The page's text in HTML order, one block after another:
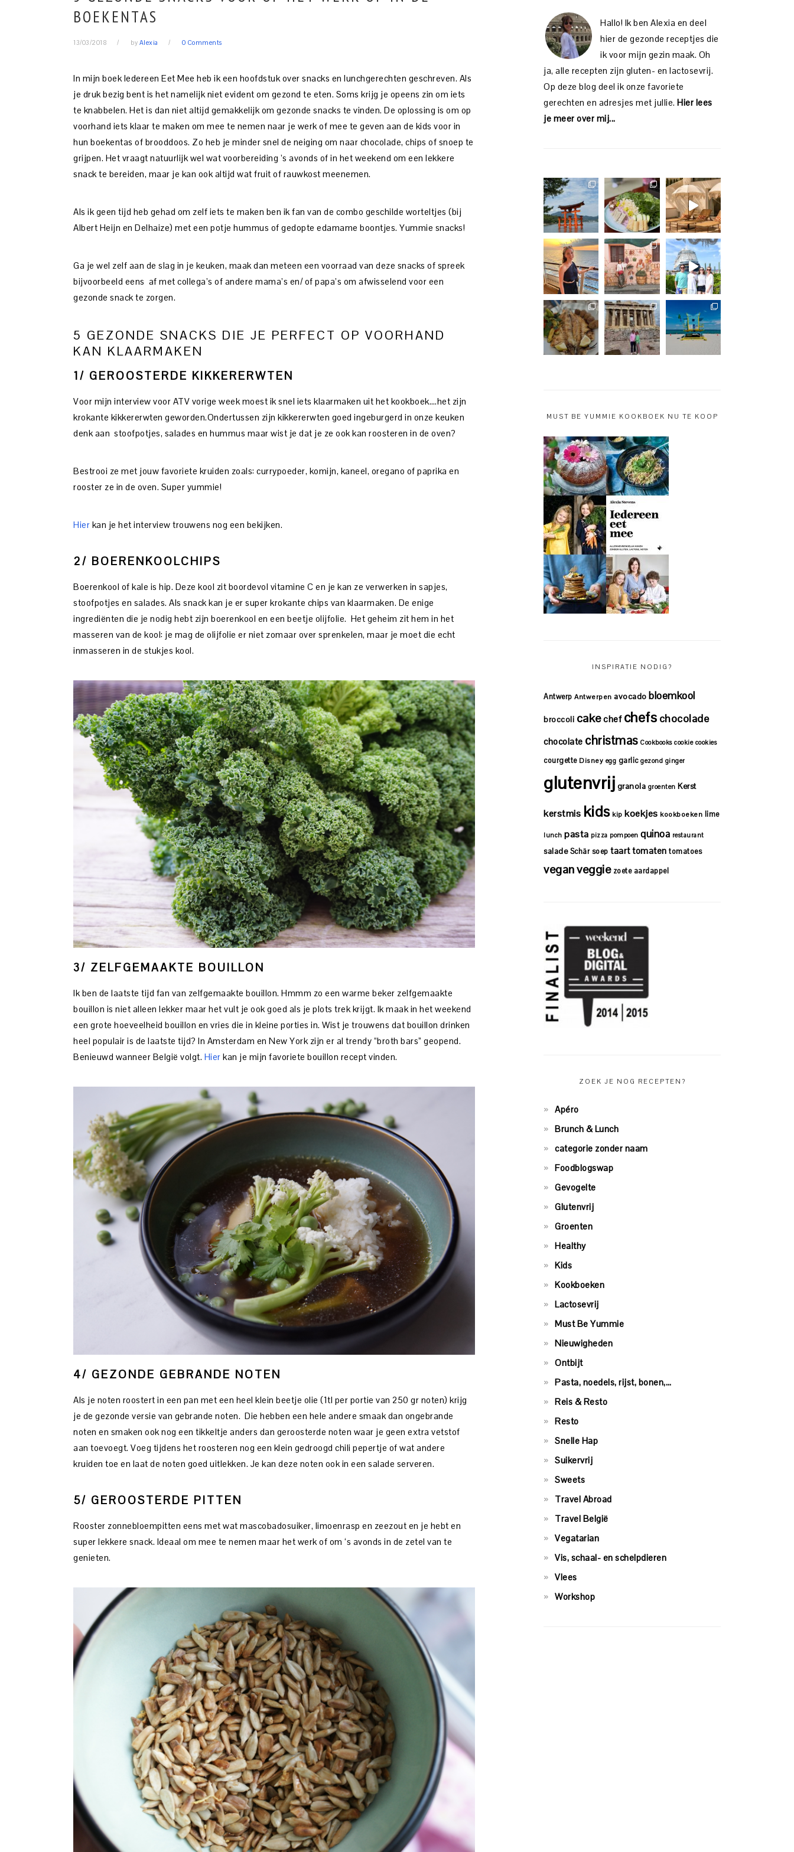
BOEKENTAS
13/03/2018 by Alexia 0 Comments
In mijn boek Iedereen Eet Mee heb ik een hoofdstuk over snacks en lunchgerechten geschreven. Als
je druk bezig bent is het namelijk niet evident om gezond te eten. Soms krijg je opeens zin om iets
te knabbelen. Het is dan niet altijd gemakkelijk om gezonde snacks te vinden. De oplossing is om op
voorhand iets klaar te maken om mee te nemen naar je werk of mee te geven aan de kids voor in
hun boekentas of brooddoos. Zo heb je minder snel de neiging om naar chocolade, chips of snoep te
grijpen. Het vraagt natuurlijk wel wat voorbereiding ’s avonds of in het weekend om een lekkere
snack te bereiden, maar je kan ook altijd wat fruit of rauwkost meenemen.
Als ik geen tijd heb gehad om zelf iets te maken ben ik fan van de combo geschilde worteltjes (bij
Albert Heijn en Delhaize) met een potje hummus of gedopte edamame boontjes. Yummie snacks!
Ga je wel zelf aan de slag in je keuken, maak dan meteen een voorraad van deze snacks of spreek
bijvoorbeeld eens af met collega’s of andere mama’s en/ of papa’s om afwisselend voor een
gezonde snack te zorgen.
5 GEZONDE SNACKS DIE JE PERFECT OP VOORHAND
KAN KLAARMAKEN
1/ GEROOSTERDE KIKKERERWTEN
Voor mijn interview voor ATV vorige week moest ik snel iets klaarmaken uit het kookboek….het zijn
krokante kikkererwten geworden.Ondertussen zijn kikkererwten goed ingeburgerd in onze keuken
denk aan stoofpotjes, salades en hummus maar wist je dat je ze ook kan roosteren in de oven?
Bestrooi ze met jouw favoriete kruiden zoals: currypoeder, komijn, kaneel, oregano of paprika en
rooster ze in de oven. Super yummie!
Hier kan je het interview trouwens nog een bekijken.
2/ BOERENKOOLCHIPS
Boerenkool of kale is hip. Deze kool zit boordevol vitamine C en je kan ze verwerken in sapjes,
stoofpotjes en salades. Als snack kan je er super krokante chips van klaarmaken. De enige
ingrediënten die je nodig hebt zijn boerenkool en een beetje olijfolie. Het geheim zit hem in het
masseren van de kool: je mag de olijfolie er niet zomaar over sprenkelen, maar je moet die echt
inmasseren in de stukjes kool.
3/ ZELFGEMAAKTE BOUILLON
Ik ben de laatste tijd fan van zelfgemaakte bouillon. Hmmm zo een warme beker zelfgemaakte
bouillon is niet alleen lekker maar het vult je ook goed als je plots trek krijgt. Ik maak in het weekend
een grote hoeveelheid bouillon en vries die in kleine porties in. Wist je trouwens dat bouillon drinken
heel populair is de laatste tijd? In Amsterdam en New York zijn er al trendy “broth bars” geopend.
Benieuwd wanneer België volgt. Hier kan je mijn favoriete bouillon recept vinden.
4/ GEZONDE GEBRANDE NOTEN
Als je noten roostert in een pan met een heel klein beetje olie (1tl per portie van 250 gr noten) krijg
je de gezonde versie van gebrande noten. Die hebben een hele andere smaak dan ongebrande
noten en smaken ook nog een tikkeltje anders dan geroosterde noten waar je geen extra vetstof
aan toevoegt. Voeg tijdens het roosteren nog een klein gedroogd chili pepertje of wat andere
kruiden toe en laat de noten goed uitlekken. Je kan deze noten ook in een salade serveren.
5/ GEROOSTERDE PITTEN
Rooster zonnebloempitten eens met wat mascobadosuiker, limoenrasp en zeezout en je hebt en
super lekkere snack. Ideaal om mee te nemen maar het werk of om ‘s avonds in de zetel van te
genieten.
Hallo! Ik ben Alexia en deel
hier de gezonde receptjes die
ik voor mijn gezin maak. Oh
ja, alle recepten zijn gluten- en lactosevrij.
Op deze blog deel ik onze favoriete
gerechten en adresjes met jullie. Hier lees
je meer over mij...
MUST BE YUMMIE KOOKBOEK NU TE KOOP
INSPIRATIE NODIG?
Antwerp Antwerpen avocado bloemkool
broccoli cakechef chefs chocolade
chocolate christmas Cookbooks cookie cookies
courgette Disney egg garlic gezond ginger
glutenvrij granola groenten Kerst
kerstmis kids kip koekjes kookboeken lime
lunch pasta pizza pompoen quinoa restaurant
salade Schär soep taarttomaten tomatoes
veganveggie zoete aardappel
ZOEK JE NOG RECEPTEN?
Apéro
Brunch & Lunch
categorie zonder naam
Foodblogswap
Gevogelte
Glutenvrij
Groenten
Healthy
Kids
Kookboeken
Lactosevrij
Must Be Yummie
Nieuwigheden
Ontbijt
Pasta, noedels, rijst, bonen,…
Reis & Resto
Resto
Snelle Hap
Suikervrij
Sweets
Travel Abroad
Travel België
Vegatarian
Vis, schaal- en schelpdieren
Vlees
Workshop